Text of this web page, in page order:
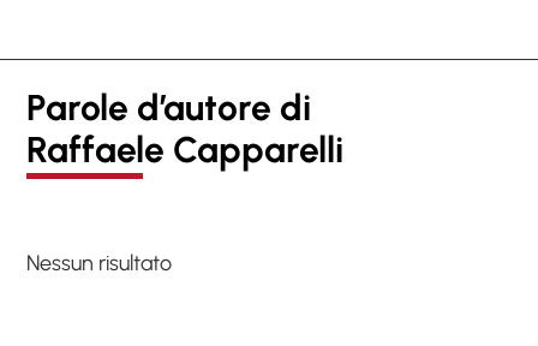
Parole d’autore di
Raffaele Capparelli
Nessun risultato